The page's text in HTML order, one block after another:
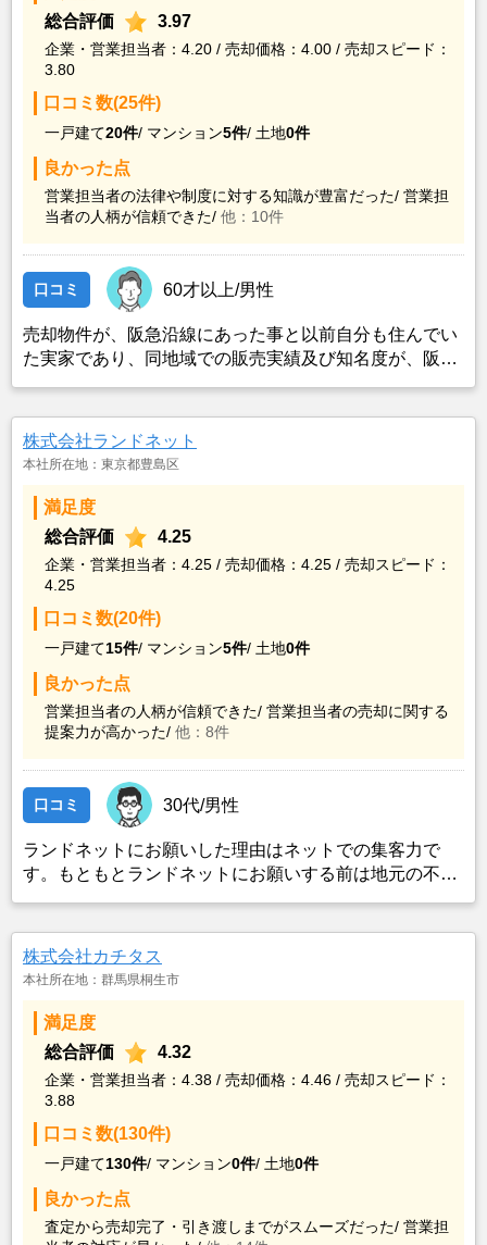
総合評価
3.97
企業・営業担当者：4.20 / 売却価格：4.00 / 売却スピード：
3.80
口コミ数(25件)
一戸建て20件/ マンション5件/ 土地0件
良かった点
営業担当者の法律や制度に対する知識が豊富だった/ 営業担
当者の人柄が信頼できた/ 他：10件
口コミ 60才以上/男性
売却物件が、阪急沿線にあった事と以前自分も住んでい
た実家であり、同地域での販売実績及び知名度が、阪急
選んだ。
株式会社ランドネット
本社所在地：東京都豊島区
満足度
総合評価
4.25
企業・営業担当者：4.25 / 売却価格：4.25 / 売却スピード：
4.25
口コミ数(20件)
一戸建て15件/ マンション5件/ 土地0件
良かった点
営業担当者の人柄が信頼できた/ 営業担当者の売却に関する
提案力が高かった/ 他：8件
口コミ 30代/男性
ランドネットにお願いした理由はネットでの集客力で
す。もともとランドネットにお願いする前は地元の不動
動産屋では取り扱ってもらえませんでした。そこでそれ
までに取引があり、全国対応しているランドネットにお
株式会社カチタス
本社所在地：群馬県桐生市
満足度
総合評価
4.32
企業・営業担当者：4.38 / 売却価格：4.46 / 売却スピード：
3.88
口コミ数(130件)
一戸建て130件/ マンション0件/ 土地0件
良かった点
査定から売却完了・引き渡しまでがスムーズだった/ 営業担